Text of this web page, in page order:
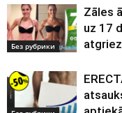
Без рубрики
Zāles
uz 17